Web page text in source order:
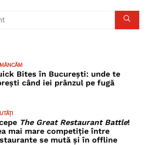
Bites în București: unde te
când iei prânzul pe fugă
The Great Restaurant Battle!
mai mare competiție între
se mută și în offline